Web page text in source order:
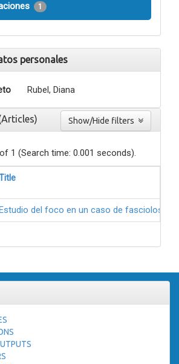
1
personales
Rubel, Diana
1 (Search time: 0.001 seconds).
del foco en un caso de fasciolosis